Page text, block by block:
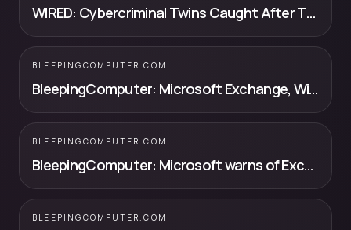
WIRED: Cybercriminal Twins Caught After They Forgot to Turn Off Microsoft Te...
BLEEPINGCOMPUTER.COM
BleepingComputer: Microsoft Exchange, Windows 11 hacked on second day of Pwn2Own
BLEEPINGCOMPUTER.COM
BleepingComputer: Microsoft warns of Exchange zero-day flaw exploited in attacks
BLEEPINGCOMPUTER.COM